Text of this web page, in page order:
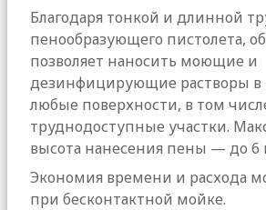
Благодаря тонкой и длинной
пенообразующего пистолета,
позволяет наносить моющие и
дезинфицирующие растворы в
любые поверхности, в том
труднодоступные участки.
высота нанесения пены — до 6
Экономия времени и расхода
при бесконтактной мойке.